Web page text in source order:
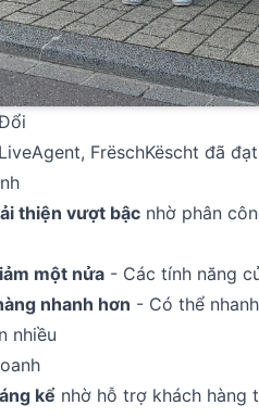
FrëschKëscht đã
thiện vượt bậc nhờ phân
một nửa - Các tính năng
nhanh hơn - Có thể
nhiều
kể nhờ hỗ trợ khách hàng